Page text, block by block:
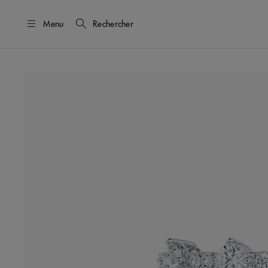
Menu Rechercher